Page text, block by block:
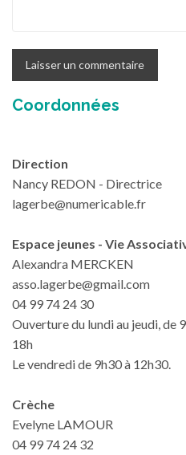
Coordonnées
Direction
Nancy REDON - Directrice
lagerbe@numericable.fr
Espace jeunes - Vie
Alexandra MERCKEN
asso.lagerbe@gmail.com
04 99 74 24 30
Ouverture du lundi au jeudi, de
18h
Le vendredi de 9h30 à 12h30.
Crèche
Evelyne LAMOUR
04 99 74 24 32